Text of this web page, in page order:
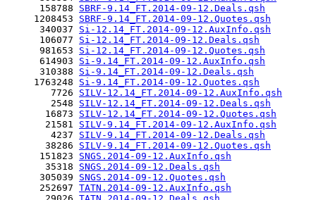
      158788
SBRF-9.14_FT.2014-09-12.Deals.qsh
     1208453
SBRF-9.14_FT.2014-09-12.Quotes.qsh
      340037
Si-12.14_FT.2014-09-12.AuxInfo.qsh
      106077
Si-12.14_FT.2014-09-12.Deals.qsh
      981653
Si-12.14_FT.2014-09-12.Quotes.qsh
      614903
Si-9.14_FT.2014-09-12.AuxInfo.qsh
      310388
Si-9.14_FT.2014-09-12.Deals.qsh
     1763248
Si-9.14_FT.2014-09-12.Quotes.qsh
        7726
SILV-12.14_FT.2014-09-12.AuxInfo.qsh
        2548
SILV-12.14_FT.2014-09-12.Deals.qsh
       16873
SILV-12.14_FT.2014-09-12.Quotes.qsh
       21581
SILV-9.14_FT.2014-09-12.AuxInfo.qsh
        4237
SILV-9.14_FT.2014-09-12.Deals.qsh
       38286
SILV-9.14_FT.2014-09-12.Quotes.qsh
      151823
SNGS.2014-09-12.AuxInfo.qsh
       35318
SNGS.2014-09-12.Deals.qsh
      305039
SNGS.2014-09-12.Quotes.qsh
      252697
TATN.2014-09-12.AuxInfo.qsh